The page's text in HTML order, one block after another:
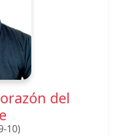
del
10)